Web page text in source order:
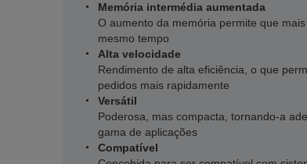
Memória intermédia aumentada
O aumento da memória permite que
mesmo tempo
Alta velocidade
Rendimento de alta eficiência, o que
pedidos mais rapidamente
Versátil
Poderosa, mas compacta, tornando-a
gama de aplicações
Compatível